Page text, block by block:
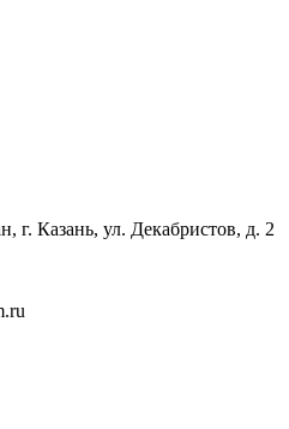
г. Казань, ул. Декабристов, д. 2